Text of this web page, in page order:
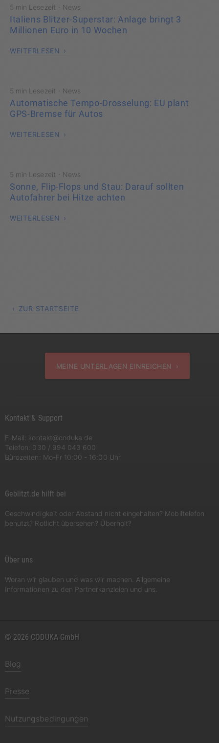
5 min Lesezeit · News
Italiens Blitzer-Superstar: Anlage bringt 3
Millionen Euro in 10 Wochen
WEITERLESEN
5 min Lesezeit · News
Automatische Tempo-Drosselung: EU plant
GPS-Bremse für Autos
WEITERLESEN
5 min Lesezeit · News
Sonne, Flip-Flops und Stau: Darauf sollten
Autofahrer bei Hitze achten
WEITERLESEN
ZUR STARTSEITE
MEINE UNTERLAGEN EINREICHEN ›
Kontakt & Support
E-Mail: kontakt@coduka.de
Telefon: 030 / 994 043 600
Bürozeiten: Mo-Fr 10:00 - 16:00 Uhr
Geblitzt.de hilft bei
Geschwindigkeit oder Abstand nicht eingehalten? Mobiltelefon
benutzt? Rotlicht übersehen? Überholt?
Über uns
Woran wir glauben und was wir machen. Allgemeine
Informationen zu den Partnerkanzleien und uns.
© 2026 CODUKA GmbH
Blog
Presse
Nutzungsbedingungen